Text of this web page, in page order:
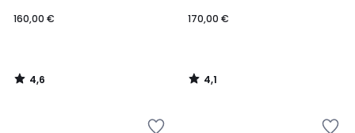
160,00 €
4,6
/
170,00 €
4,1
/